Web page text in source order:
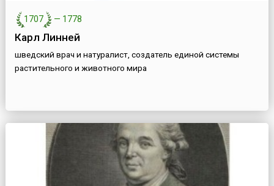
1707 — 1778
Карл Линней
шведский врач и натуралист, создатель единой системы
растительного и животного мира